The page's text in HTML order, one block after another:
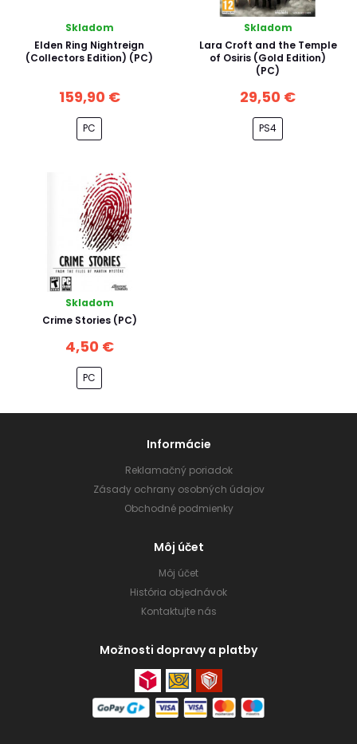
Skladom
Elden Ring Nightreign
(Collectors Edition) (PC)
159,90 €
PC
Skladom
Lara Croft and the Temple
of Osiris (Gold Edition)
(PC)
29,50 €
PS4
Skladom
Crime Stories (PC)
4,50 €
PC
Informácie
Reklamačný poriadok
Zásady ochrany osobných údajov
Obchodné podmienky
Môj účet
Môj účet
História objednávok
Kontaktujte nás
Možnosti dopravy a platby